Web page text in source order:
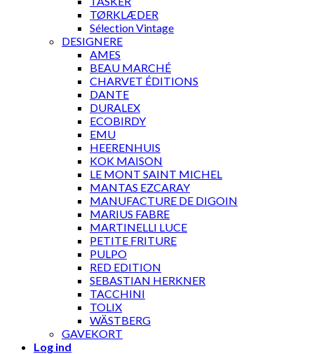
TØRKLÆDER
Sélection Vintage
DESIGNERE
AMES
BEAU MARCHÉ
CHARVET ÉDITIONS
DANTE
DURALEX
ECOBIRDY
EMU
HEERENHUIS
KOK MAISON
LE MONT SAINT MICHEL
MANTAS EZCARAY
MANUFACTURE DE DIGOIN
MARIUS FABRE
MARTINELLI LUCE
PETITE FRITURE
PULPO
RED EDITION
SEBASTIAN HERKNER
TACCHINI
TOLIX
WÄSTBERG
GAVEKORT
Log ind